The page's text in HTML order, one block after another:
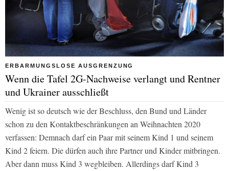
ERBARMUNGSLOSE AUSGRENZUNG
Wenn die Tafel 2G-Nachweise verlangt und Rentner
und Ukrainer ausschließt
Wenig ist so deutsch wie der Beschluss, den Bund und Länder
schon zu den Kontaktbeschränkungen an Weihnachten 2020
verfassen: Demnach darf ein Paar mit seinem Kind 1 und seinem
Kind 2 feiern. Die dürfen auch ihre Partner und Kinder mitbringen.
Aber dann muss Kind 3 wegbleiben. Allerdings darf Kind 3